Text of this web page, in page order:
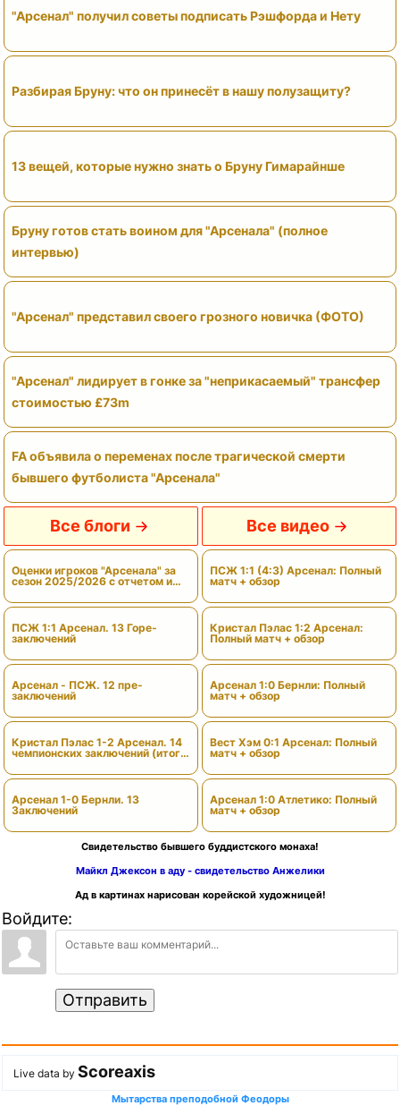
"Арсенал" получил советы подписать Рэшфорда и Нету
Разбирая Бруну: что он принесёт в нашу полузащиту?
13 вещей, которые нужно знать о Бруну Гимарайнше
Бруну готов стать воином для "Арсенала" (полное
интервью)
"Арсенал" представил своего грозного новичка (ФОТО)
"Арсенал" лидирует в гонке за "неприкасаемый" трансфер
стоимостью £73m
FA объявила о переменах после трагической смерти
бывшего футболиста "Арсенала"
Все блоги
Оценки игроков "Арсенала" за
сезон 2025/2026 с отчетом и
ПСЖ 1:1 Арсенал. 13 Горе-
заключений
Арсенал - ПСЖ. 12 пре-
заключений
Кристал Пэлас 1-2 Арсенал. 14
чемпионских заключений (итоги
Арсенал 1-0 Бернли. 13
Заключений
Все видео
ПСЖ 1:1 (4:3) Арсенал: Полный
матч + обзор
Кристал Пэлас 1:2 Арсенал:
Полный матч + обзор
Арсенал 1:0 Бернли: Полный
матч + обзор
Вест Хэм 0:1 Арсенал: Полный
матч + обзор
Арсенал 1:0 Атлетико: Полный
матч + обзор
Свидетельство бывшего буддистского монаха!
Майкл Джексон в аду - свидетельство Анжелики
Ад в картинах нарисован корейской художницей!
Войдите:
Отправить
Live data by Scoreaxis
Мытарства преподобной Феодоры